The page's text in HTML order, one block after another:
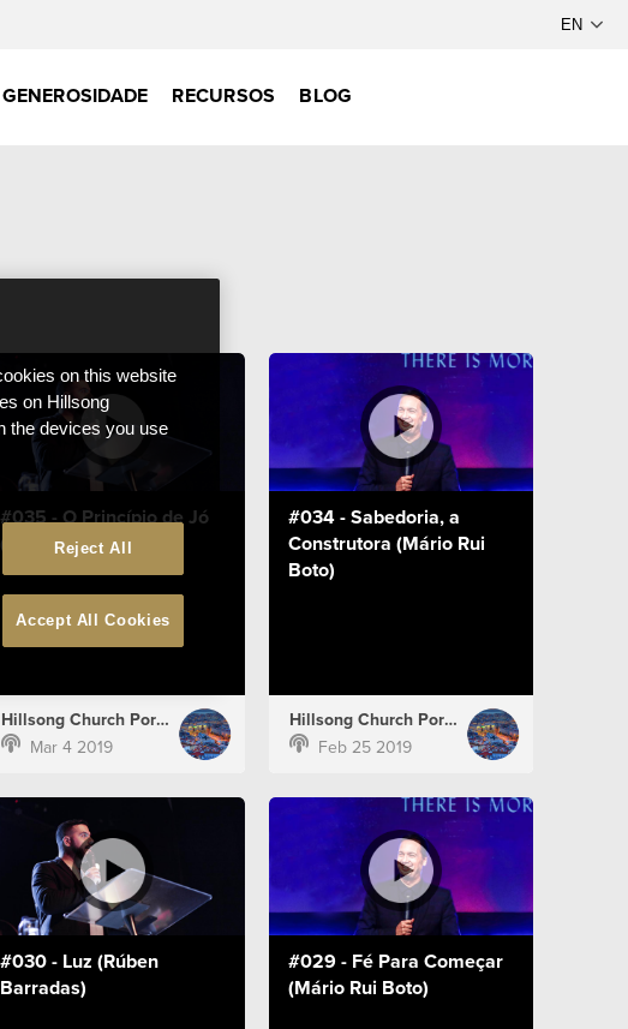
GENEROSIDADE RECURSOS BLOG
#035 - O Princípio de Jó
(Rúben Barradas)
Hillsong Church Portugal
Mar 4 2019
#034 - Sabedoria, a
Construtora (Mário Rui
Boto)
Hillsong Church Portugal
Feb 25 2019
#030 - Luz (Rúben
Barradas)
#029 - Fé Para Começar
(Mário Rui Boto)
on this website
on Hillsong
the devices you use
Reject All
Accept All Cookies